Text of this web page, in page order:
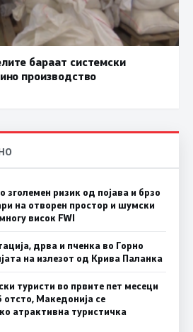
бараат системски
производство
ризик од појава и брзо
на отворен простор и шумски
висок FWI
дрва и пченка во Горно
на излезот од Крива Паланка
туристи во првите пет месеци
отсто, Македонија се
атрактивна туристичка